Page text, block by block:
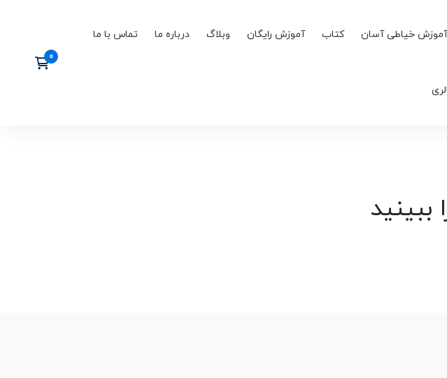
آموزش خیاطی آسان کتاب آموزش رایگان وبلاگ درباره ما تماس با ما